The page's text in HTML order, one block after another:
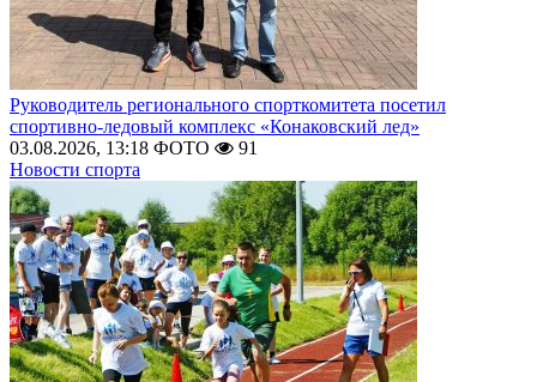
Руководитель регионального спорткомитета посетил
спортивно-ледовый комплекс «Конаковский лед»
03.08.2026, 13:18 ФОТО
91
Новости спорта